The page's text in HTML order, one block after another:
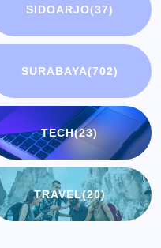
SIDOARJO(37)
SURABAYA(702)
TECH(23)
TRAVEL(20)